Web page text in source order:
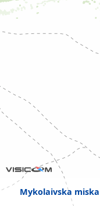
Mykolaivska